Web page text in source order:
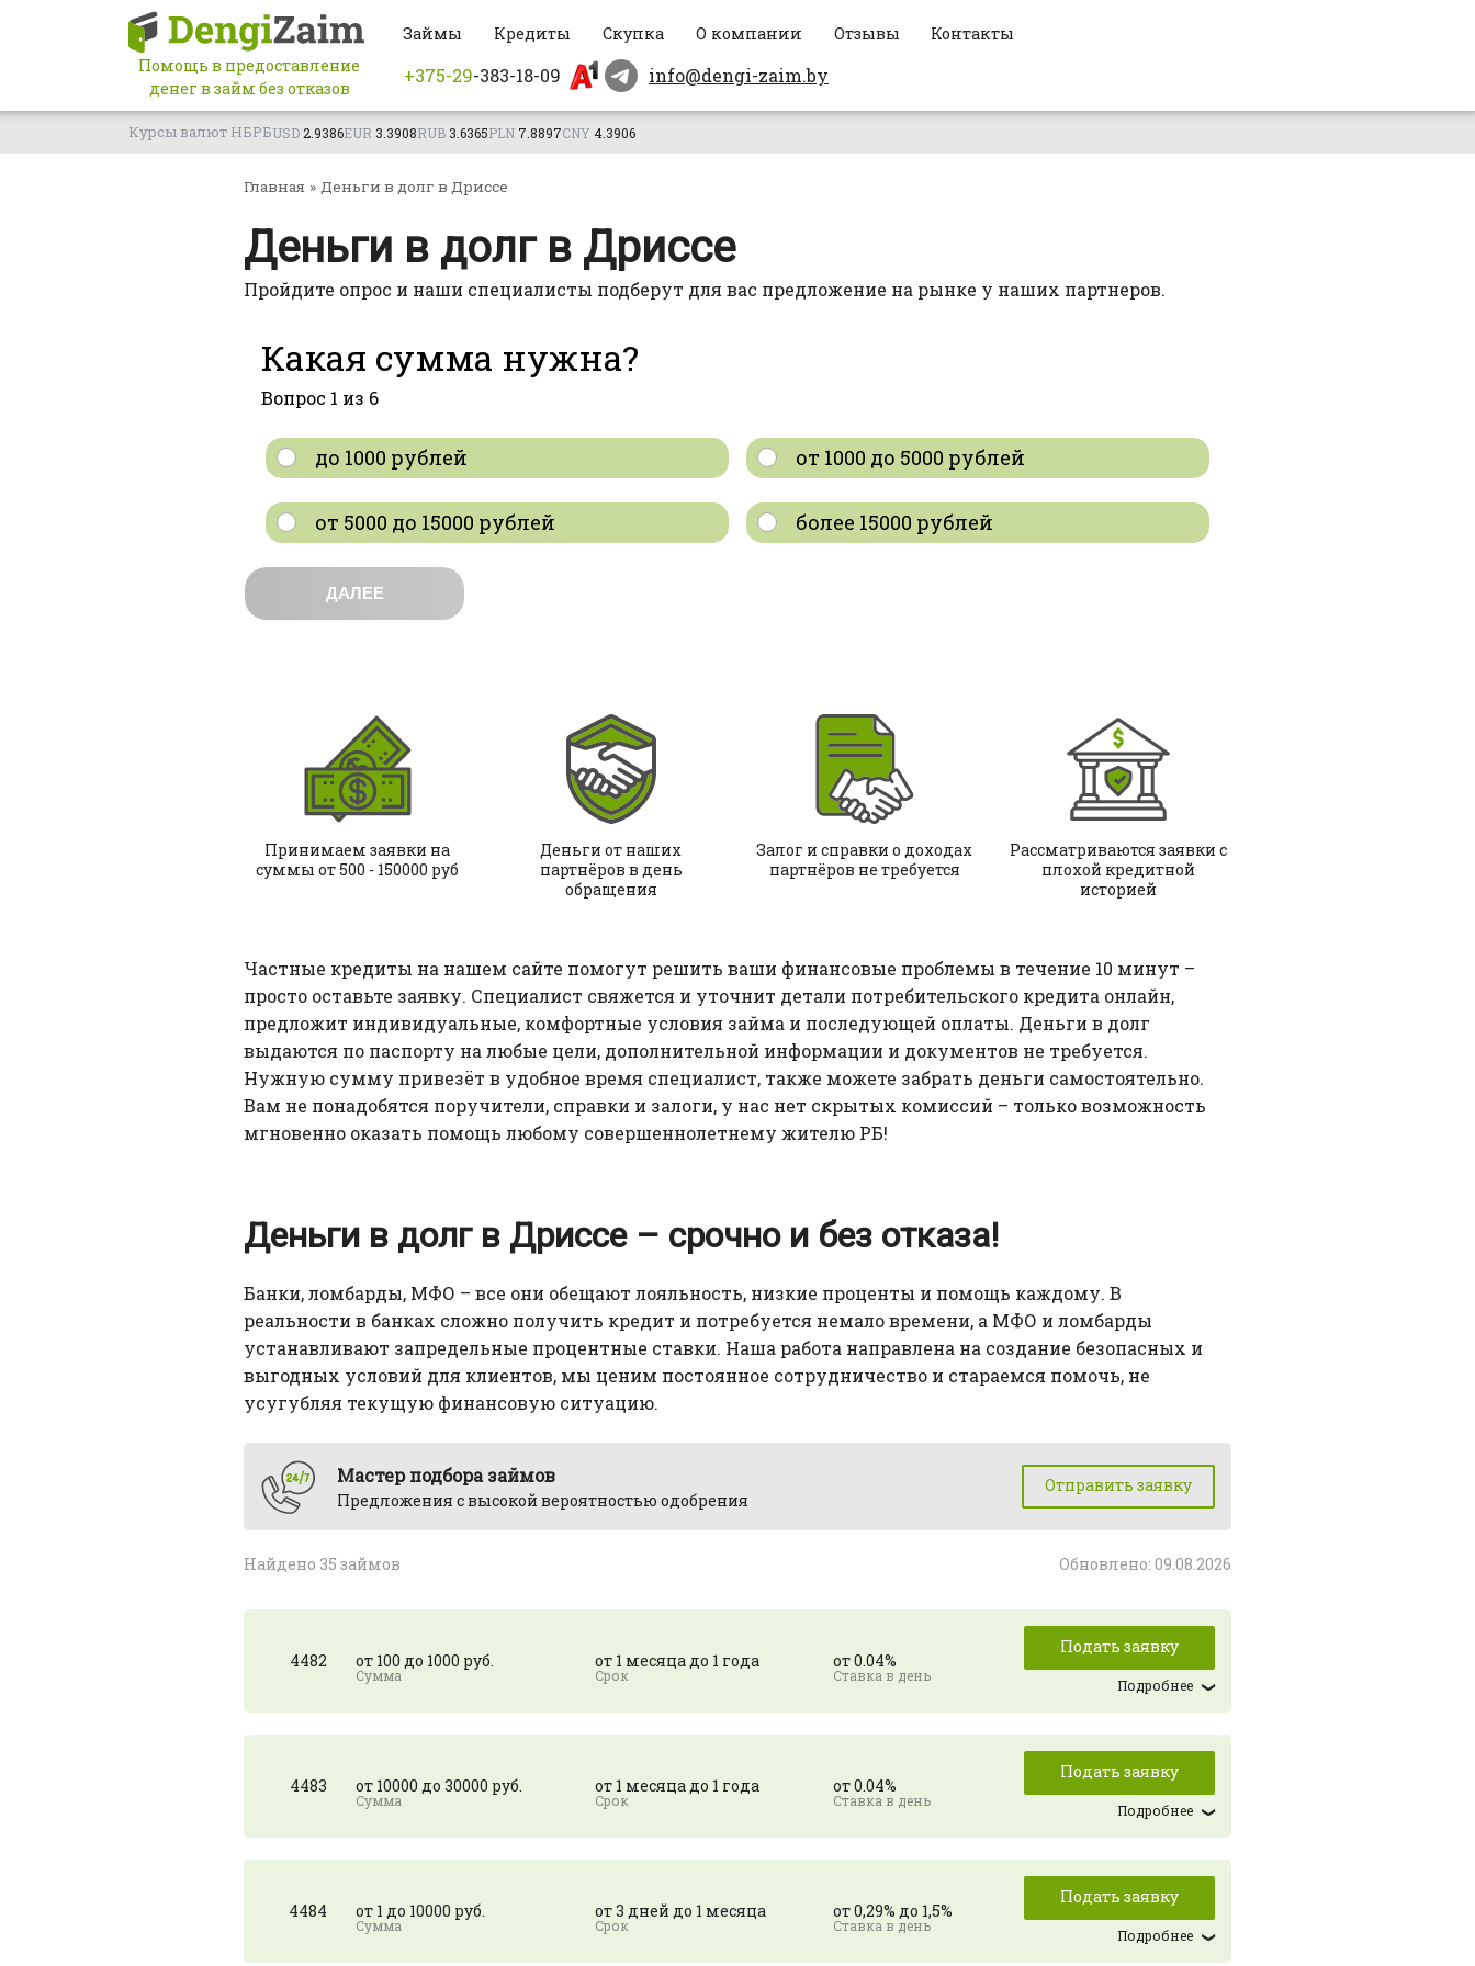
Помощь в предоставление
денег в займ без отказов
Займы Кредиты Скупка О компании Отзывы Контакты
+375-29-383-18-09 info@dengi-zaim.by
Курсы валют НБРБUSD 2.9386EUR 3.3908RUB 3.6365PLN 7.8897CNY 4.3906
Главная » Деньги в долг в Дриссе
Деньги в долг в Дриссе
Пройдите опрос и наши специалисты подберут для вас предложение на рынке у наших партнеров.
Какая сумма нужна?
Вопрос 1 из 6
до 1000 рублей от 1000 до 5000 рублей
от 5000 до 15000 рублей более 15000 рублей
ДАЛЕЕ
Принимаем заявки на
суммы от 500 - 150000 руб
Деньги от наших
партнёров в день
обращения
Залог и справки о доходах
партнёров не требуется
Рассматриваются заявки с
плохой кредитной
историей
Частные кредиты на нашем сайте помогут решить ваши финансовые проблемы в течение 10 минут –
просто оставьте заявку. Специалист свяжется и уточнит детали потребительского кредита онлайн,
предложит индивидуальные, комфортные условия займа и последующей оплаты. Деньги в долг
выдаются по паспорту на любые цели, дополнительной информации и документов не требуется.
Нужную сумму привезёт в удобное время специалист, также можете забрать деньги самостоятельно.
Вам не понадобятся поручители, справки и залоги, у нас нет скрытых комиссий – только возможность
мгновенно оказать помощь любому совершеннолетнему жителю РБ!
Деньги в долг в Дриссе – срочно и без отказа!
Банки, ломбарды, МФО – все они обещают лояльность, низкие проценты и помощь каждому. В
реальности в банках сложно получить кредит и потребуется немало времени, а МФО и ломбарды
устанавливают запредельные процентные ставки. Наша работа направлена на создание безопасных и
выгодных условий для клиентов, мы ценим постоянное сотрудничество и стараемся помочь, не
усугубляя текущую финансовую ситуацию.
Мастер подбора займов
Предложения с высокой вероятностью одобрения
Отправить заявку
Найдено 35 займов Обновлено: 09.08.2026
4482 от 100 до 1000 руб. от 1 месяца до 1 года от 0.04%
Подать заявку
Подробнее
4483 от 10000 до 30000 руб. от 1 месяца до 1 года от 0.04%
Подать заявку
Подробнее
4484 от 1 до 10000 руб. от 3 дней до 1 месяца от 0,29% до 1,5%
Подать заявку
Подробнее